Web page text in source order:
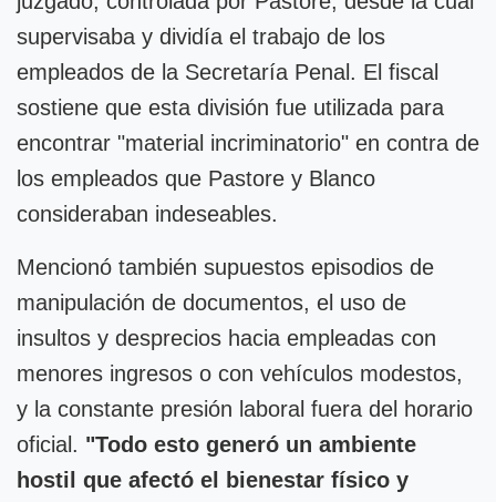
supervisaba y dividía el trabajo de los
empleados de la Secretaría Penal. El fiscal
sostiene que esta división fue utilizada para
encontrar "material incriminatorio" en contra de
los empleados que Pastore y Blanco
consideraban indeseables.
Mencionó también supuestos episodios de
manipulación de documentos, el uso de
insultos y desprecios hacia empleadas con
menores ingresos o con vehículos modestos,
y la constante presión laboral fuera del horario
oficial. "Todo esto generó un ambiente
hostil que afectó el bienestar físico y